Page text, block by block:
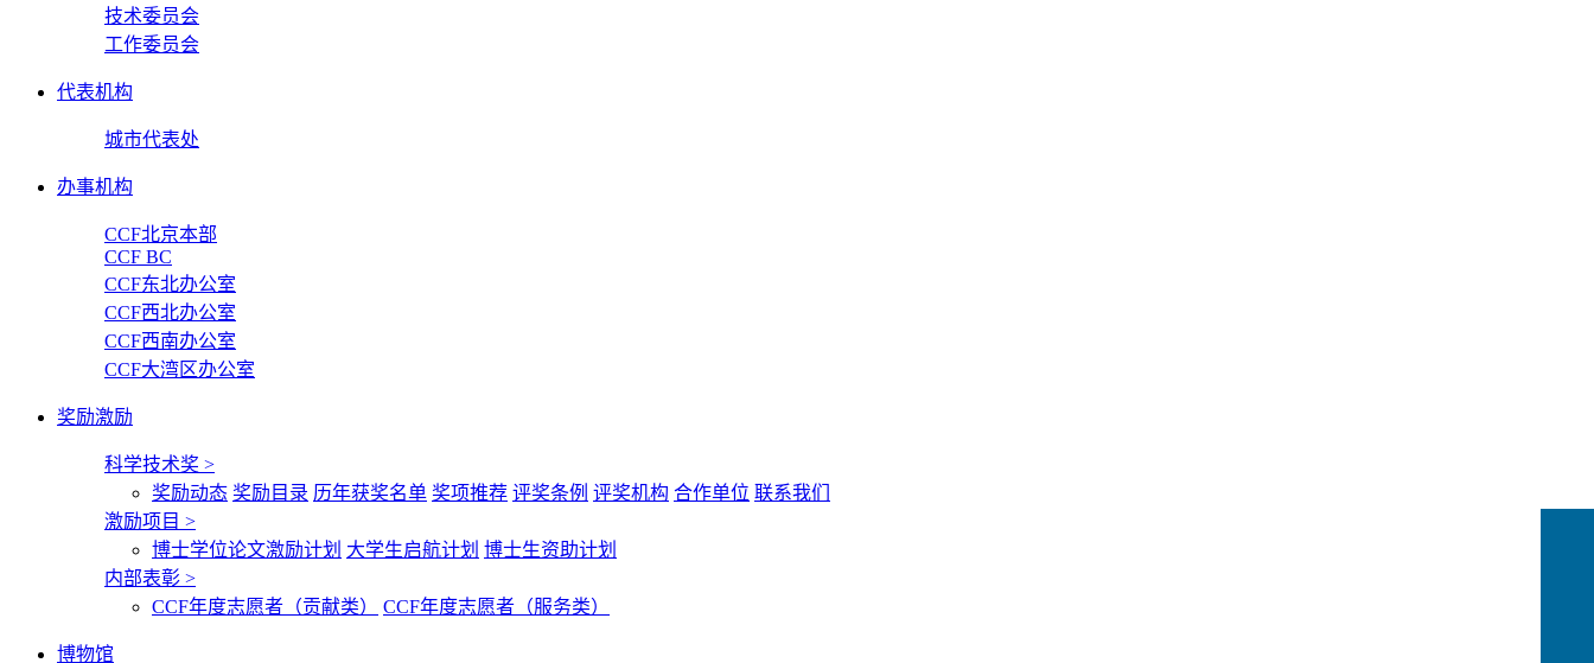
技术委员会
工作委员会
代表机构
城市代表处
办事机构
CCF北京本部
CCF BC
CCF东北办公室
CCF西北办公室
CCF西南办公室
CCF大湾区办公室
奖励激励
科学技术奖 >
奖励动态 奖励目录 历年获奖名单 奖项推荐 评奖条例 评奖机构 合作单位 联系我们
激励项目 >
博士学位论文激励计划 大学生启航计划 博士生资助计划
内部表彰 >
CCF年度志愿者（贡献类）
CCF年度志愿者（服务类）
博物馆